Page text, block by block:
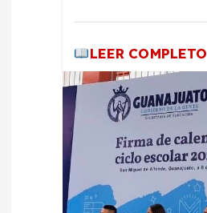
LEER COMPLETO